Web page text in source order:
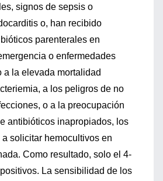
signos de sepsis o
o, han recibido
parenterales en
o enfermedades
a la elevada mortalidad
a los peligros de no
o a la preocupación
antibióticos inapropiados, los
solicitar hemocultivos en
Como resultado, solo el 4-
La sensibilidad de los